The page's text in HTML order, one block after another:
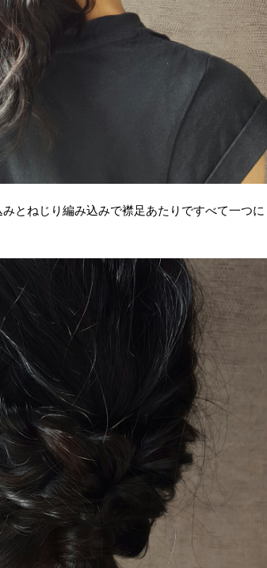
とねじり編み込みで襟足あたりですべて一つに